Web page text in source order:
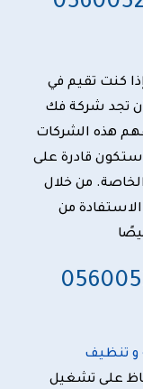
كنت تقيم في
أن تجد شركة فك
هذه الشركات
قادرة على
من خلال
من
0
و تنظيف
على تشغيل